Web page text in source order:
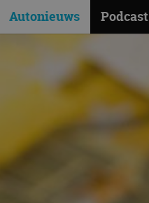
Autonieuws Podcast